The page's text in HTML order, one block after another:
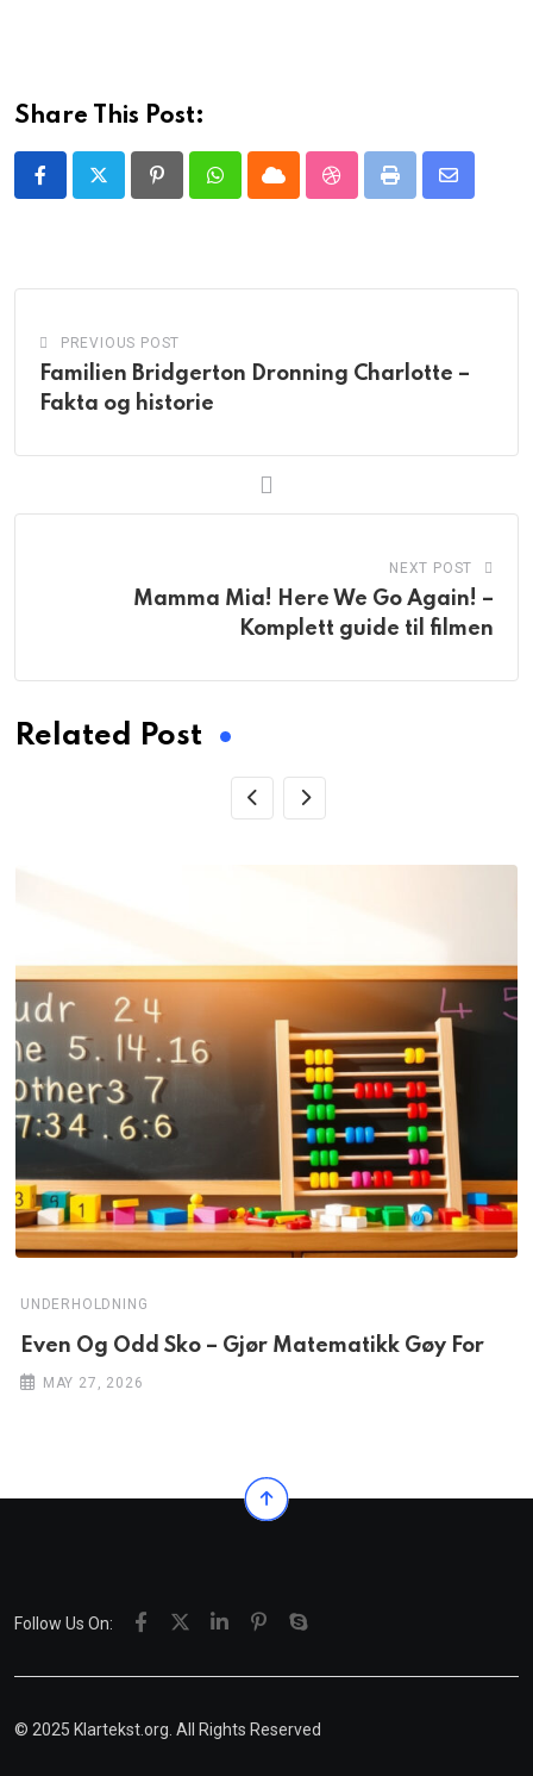
Share This Post:
PinterestWhatsappCloud StumbleUpon
Print
Share
PREVIOUS POST
Familien Bridgerton Dronning Charlotte –
Fakta og historie
NEXT POST
Mamma Mia! Here We Go Again! –
Komplett guide til filmen
Related Post
UNDERHOLDNING
Even Og Odd Sko – Gjør Matematikk Gøy For
MAY 27, 2026
Follow Us On:
© 2025 Klartekst.org. All Rights Reserved